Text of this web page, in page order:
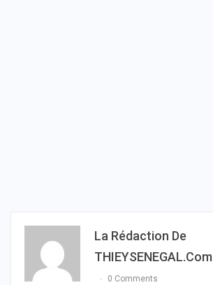
La Rédaction De
THIEYSENEGAL.com
0 Comments